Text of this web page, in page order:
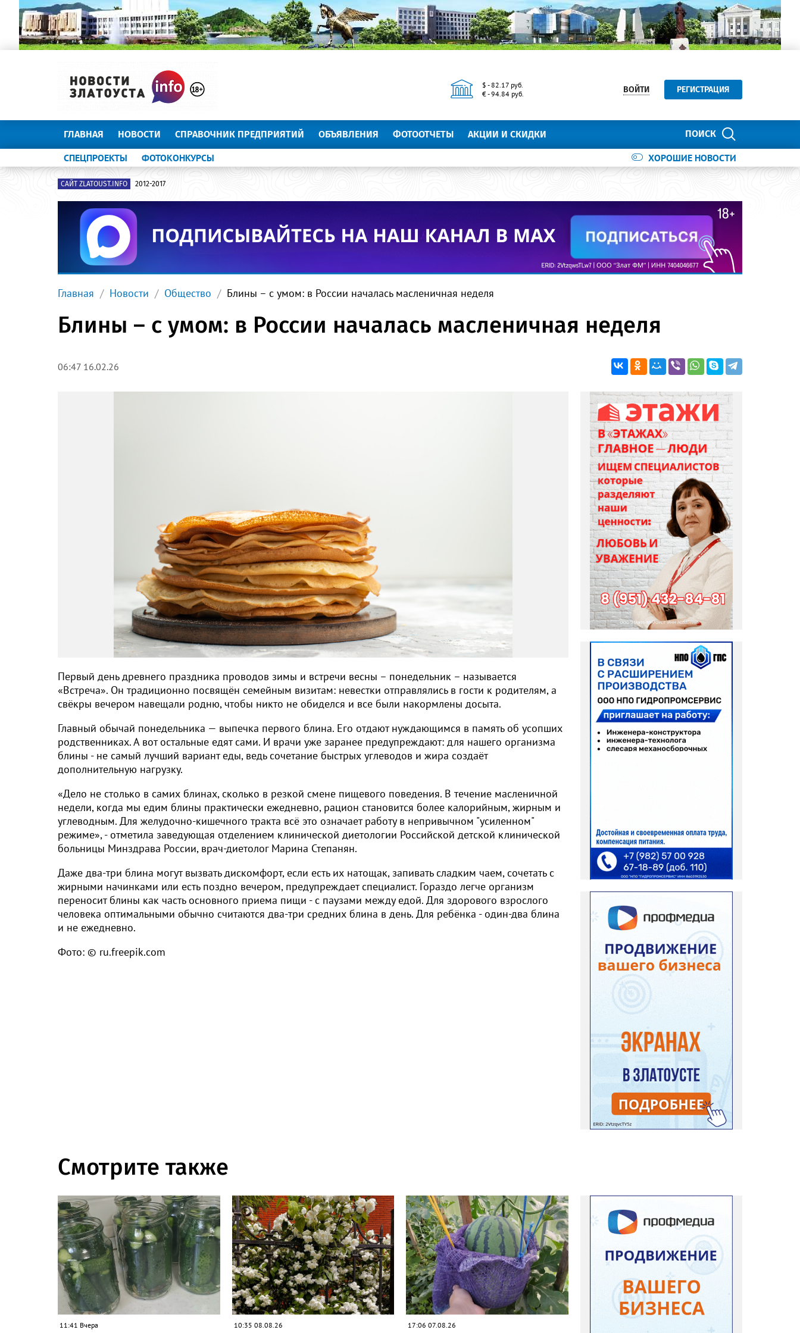
$ - 82.17 руб.
€ - 94.84 руб.
ВОЙТИ РЕГИСТРАЦИЯ
ПОИСК
ГЛАВНАЯ НОВОСТИ СПРАВОЧНИК ПРЕДПРИЯТИЙ ОБЪЯВЛЕНИЯ ФОТООТЧЕТЫ АКЦИИ И СКИДКИ
ХОРОШИЕ НОВОСТИ
СПЕЦПРОЕКТЫ ФОТОКОНКУРСЫ
САЙТ ZLATOUST.INFO 2012-2017
Главная Новости Общество Блины – с умом: в России началась масленичная неделя
Блины – с умом: в России началась масленичная неделя
06:47 16.02.26
Первый день древнего праздника проводов зимы и встречи весны – понедельник – называется
«Встреча». Он традиционно посвящён семейным визитам: невестки отправлялись в гости к родителям, а
свёкры вечером навещали родню, чтобы никто не обиделся и все были накормлены досыта.
Главный обычай понедельника — выпечка первого блина. Его отдают нуждающимся в память об усопших
родственниках. А вот остальные едят сами. И врачи уже заранее предупреждают: для нашего организма
блины - не самый лучший вариант еды, ведь сочетание быстрых углеводов и жира создаёт
дополнительную нагрузку.
«Дело не столько в самих блинах, сколько в резкой смене пищевого поведения. В течение масленичной
недели, когда мы едим блины практически ежедневно, рацион становится более калорийным, жирным и
углеводным. Для желудочно-кишечного тракта всё это означает работу в непривычном "усиленном"
режиме», - отметила заведующая отделением клинической диетологии Российской детской клинической
больницы Минздрава России, врач-диетолог Марина Степанян.
Даже два-три блина могут вызвать дискомфорт, если есть их натощак, запивать сладким чаем, сочетать с
жирными начинками или есть поздно вечером, предупреждает специалист. Гораздо легче организм
переносит блины как часть основного приема пищи - с паузами между едой. Для здорового взрослого
человека оптимальными обычно считаются два-три средних блина в день. Для ребёнка - один-два блина
и не ежедневно.
Фото: © ru.freepik.com
Смотрите также
11:41 Вчера 10:35 08.08.26 17:06 07.08.26